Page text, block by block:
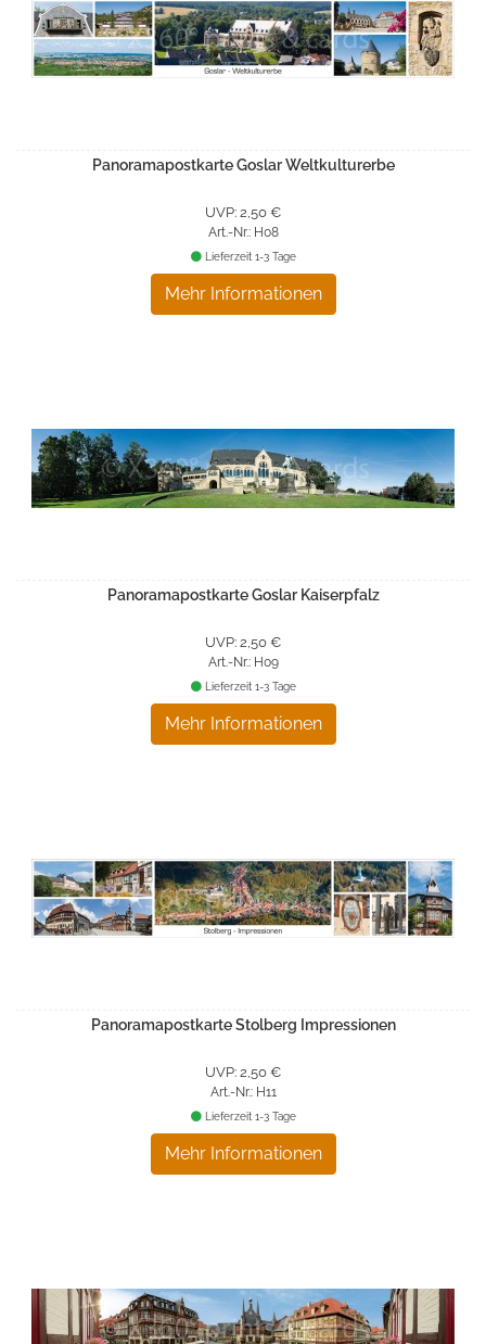
Panoramapostkarte Goslar Weltkulturerbe
UVP: 2,50 €
Art.-Nr.: H08
Mehr Informationen
Lieferzeit 1-3 Tage
Panoramapostkarte Goslar Kaiserpfalz
UVP: 2,50 €
Art.-Nr.: H09
Mehr Informationen
Lieferzeit 1-3 Tage
Panoramapostkarte Stolberg Impressionen
UVP: 2,50 €
Art.-Nr.: H11
Mehr Informationen
Lieferzeit 1-3 Tage